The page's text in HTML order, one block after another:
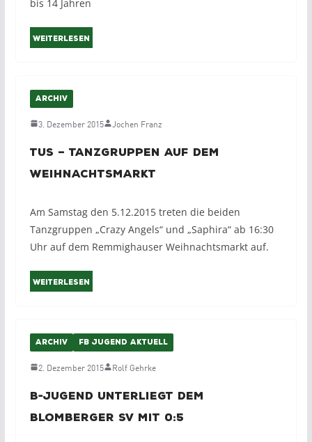
bis 14 Jahren
Weiterlesen
ARCHIV
3. Dezember 2015 Jochen Franz
TuS – Tanzgruppen auf dem
Weihnachtsmarkt
Am Samstag den 5.12.2015 treten die beiden
Tanzgruppen „Crazy Angels“ und „Saphira“ ab 16:30
Uhr auf dem Remmighauser Weihnachtsmarkt auf.
Weiterlesen
ARCHIV FB JUGEND AKTUELL
2. Dezember 2015 Rolf Gehrke
B-Jugend unterliegt dem
Blomberger SV mit 0:5